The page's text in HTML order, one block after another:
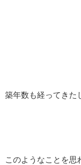
築年数も経ってきた
このようなことを思